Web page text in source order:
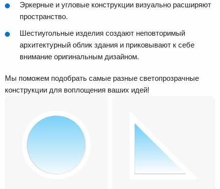
Эркерные и угловые конструкции визуально расширяют
пространство.
Шестиугольные изделия создают неповторимый
архитектурный облик здания и приковывают к себе
внимание оригинальным дизайном.
Мы поможем подобрать самые разные светопрозрачные
конструкции для воплощения ваших идей!